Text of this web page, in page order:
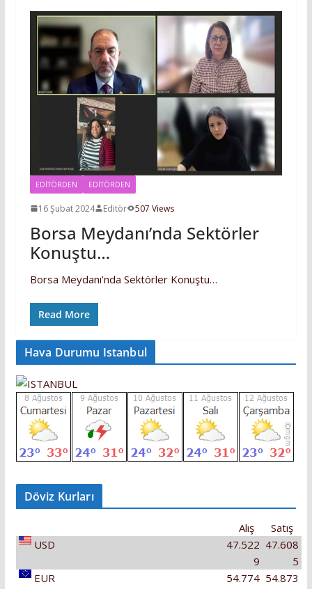
EDITÖRDEN EDİTÖRDEN
16 Şubat 2024 Editör 507 Views
Borsa Meydanı’nda Sektörler
Konuştu…
Borsa Meydanı’nda Sektörler Konuştu…
Read More
Hava Durumu Istanbul
Döviz Kurları
Satış
Alış
USD
47.608
5
47.522
9
EUR
54.873
54.774